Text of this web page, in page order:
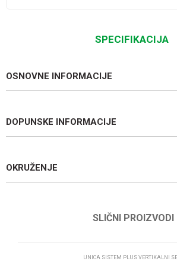
SPECIFIKACIJA
OSNOVNE INFORMACIJE
DOPUNSKE INFORMACIJE
OKRUŽENJE
SLIČNI PROIZVODI
UNICA SISTEM PLUS VERTIKALNI